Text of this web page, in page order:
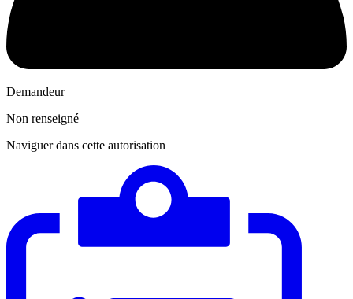
Demandeur
Non renseigné
Naviguer dans cette autorisation